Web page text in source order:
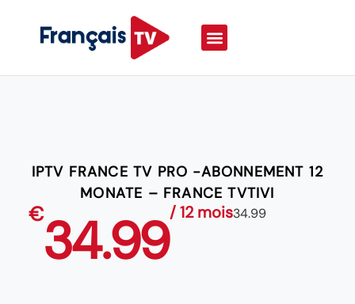
IPTV FRANCE TV PRO -ABONNEMENT 12
MONATE – FRANCE TVTIVI
€34.99/ 12 mois34.99